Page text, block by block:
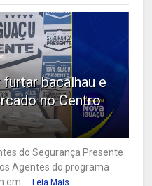
bacalhau e
no Centro
do Segurança Presente
Agentes do programa
em ... Leia Mais